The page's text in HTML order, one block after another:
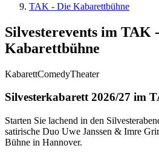
TAK - Die Kabarettbühne
Silvesterevents im TAK
Kabarettbühne
KabarettComedyTheater
Silvesterkabarett 2026/27 im
Starten Sie lachend in den
satirische Duo Uwe Janssen & Imre
Bühne in Hannover.